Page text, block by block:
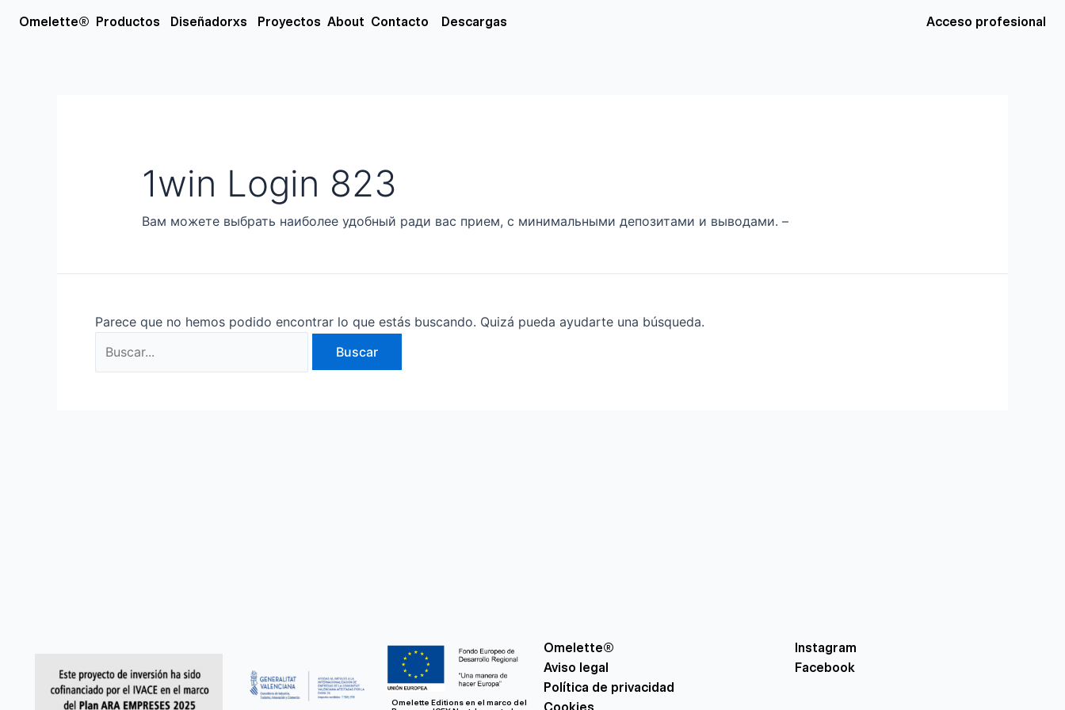
Omelette® Productos Open Productos
Diseñadorxs Open Diseñadorxs
Proyectos About Contacto Descargas Acceso profesional
1win Login 823
Вам можете выбрать наиболее удобный ради вас прием, с минимальными депозитами и выводами. –
Parece que no hemos podido encontrar lo que estás buscando. Quizá pueda ayudarte una búsqueda.
por:
Omelette Editions en el marco del
Omelette®
Aviso legal
Política de privacidad
Instagram
Facebook